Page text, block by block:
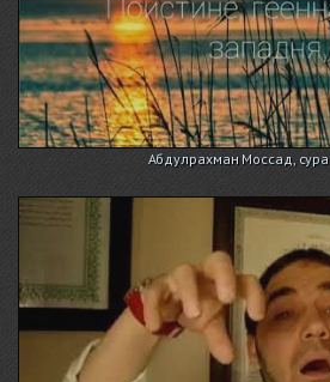
Абдулрахман Моссад,